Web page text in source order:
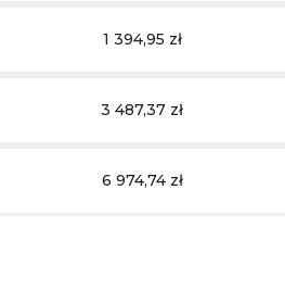
1 394,95 zł
3 487,37 zł
6 974,74 zł